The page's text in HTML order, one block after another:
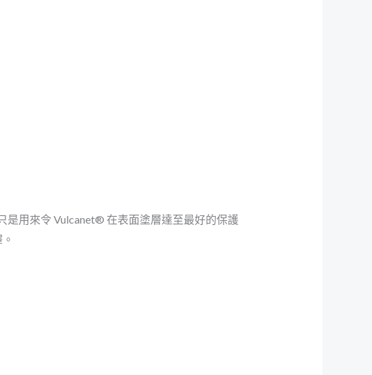
是用來令 Vulcanet® 在表面塗層達至最好的保護